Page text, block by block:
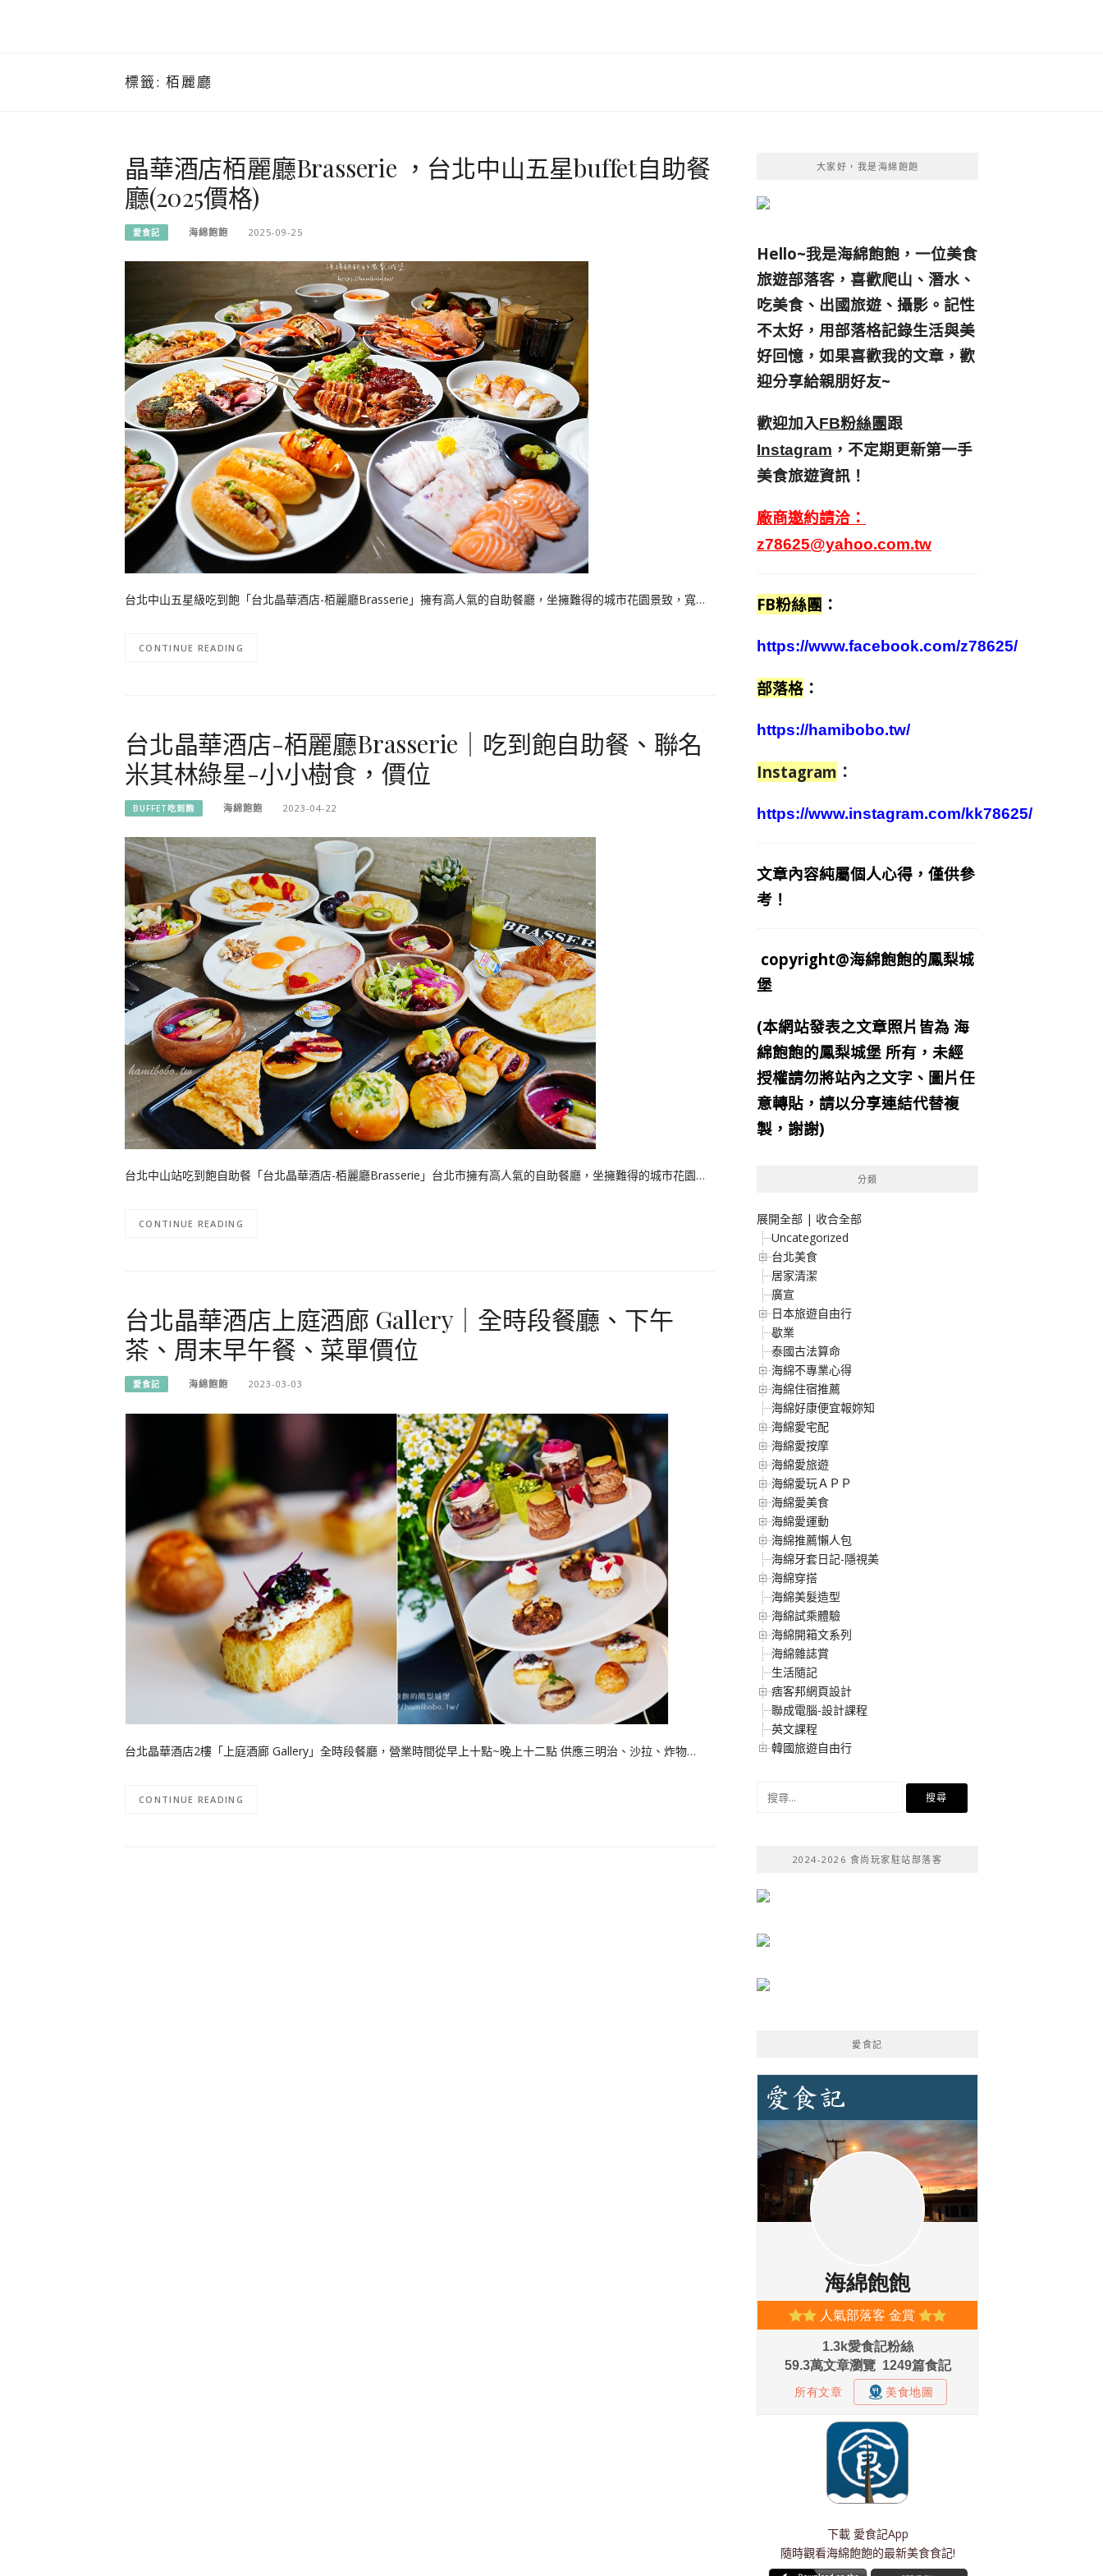
標籤: 栢麗廳
晶華酒店栢麗廳Brasserie ，台北中山五星buffet自助餐
廳(2025價格)
愛食記 海綿飽飽 2025-09-25
台北中山五星級吃到飽「台北晶華酒店-栢麗廳Brasserie」擁有高人氣的自助餐廳，坐擁難得的城市花園景致，寬…
CONTINUE READING
台北晶華酒店-栢麗廳Brasserie｜吃到飽自助餐、聯名
米其林綠星-小小樹食，價位
BUFFET吃到飽 海綿飽飽 2023-04-22
台北中山站吃到飽自助餐「台北晶華酒店-栢麗廳Brasserie」台北市擁有高人氣的自助餐廳，坐擁難得的城市花園…
CONTINUE READING
台北晶華酒店上庭酒廊 Gallery｜全時段餐廳、下午
茶、周末早午餐、菜單價位
愛食記 海綿飽飽 2023-03-03
台北晶華酒店2樓「上庭酒廊 Gallery」全時段餐廳，營業時間從早上十點~晚上十二點 供應三明治、沙拉、炸物…
CONTINUE READING
大家好，我是海綿飽飽
Hello~我是海綿飽飽，一位美食
旅遊部落客， 喜歡爬山、潛水、
吃美食、出國旅遊、攝影。 記性
不太好，用部落格記錄生活與美
好回憶， 如果喜歡我的文章，歡
迎分享給親朋好友~
歡迎加入FB粉絲團跟
Instagram ，不定期更新第一手
美食旅遊資訊！
廠商邀約請洽：
z78625@yahoo.com.tw
FB粉絲團 ：
https://www.facebook.com/z78625/
部落格 ：
https://hamibobo.tw/
Instagram ：
https://www.instagram.com/kk78625/
文章內容純屬個人心得，僅供參
考！
copyright@海綿飽飽的鳳梨城
堡
(本網站發表之文章照片皆為 海
綿飽飽的鳳梨城堡 所有，未經
授權請勿將站內之文字、圖片任
意轉貼，請以分享連結代替複
製，謝謝)
分類
展開全部 | 收合全部
Uncategorized
台北美食
居家清潔
廣宣
日本旅遊自由行
歇業
泰國古法算命
海綿不專業心得
海綿住宿推薦
海綿好康便宜報妳知
海綿愛宅配
海綿愛按摩
海綿愛旅遊
海綿愛玩ＡＰＰ
海綿愛美食
海綿愛運動
海綿推薦懶人包
海綿牙套日記-隱視美
海綿穿搭
海綿美髮造型
海綿試乘體驗
海綿開箱文系列
海綿雜誌賞
生活隨記
痞客邦網頁設計
聯成電腦-設計課程
英文課程
韓國旅遊自由行
2024-2026 食尚玩家駐站部落客
愛食記
下載 愛食記App
隨時觀看海綿飽飽的最新美食食記!